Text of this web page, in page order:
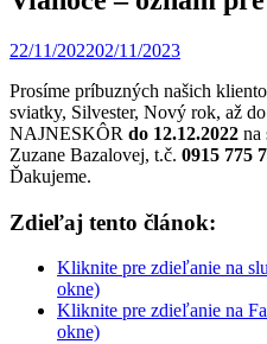
22/11/202202/11/2023
Prosíme príbuzných našich
sviatky, Silvester, Nový rok, až
NAJNESKÔR do 12.12.2022 na
Zuzane Bazalovej, t.č. 0915 775
Ďakujeme.
Zdieľaj tento článok:
Kliknite pre zdieľanie na
okne)
Kliknite pre zdieľanie na
okne)